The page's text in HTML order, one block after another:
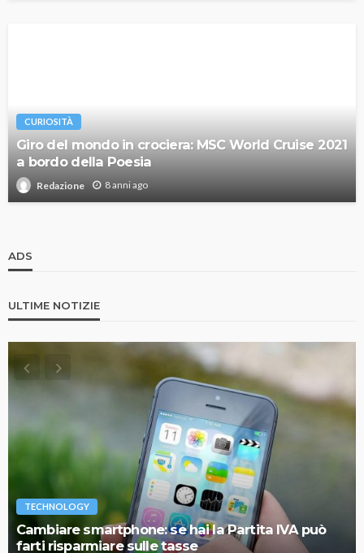
CURIOSITÀ
Giro del mondo in crociera: MSC World Cruise 2021
a bordo della Poesia
Redazione 8 anni ago
ADS
ULTIME NOTIZIE
TECHNOLOGY
Cambiare smartphone: se hai la Partita IVA può
farti risparmiare sulle tasse